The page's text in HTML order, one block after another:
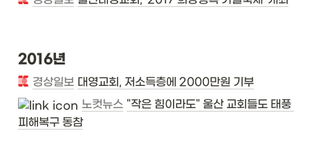
2016년
경상일보 대영교회, 저소득층에 2000만원 기부
노컷뉴스 "작은 힘이라도" 울산 교회들도 태풍
피해복구 동참